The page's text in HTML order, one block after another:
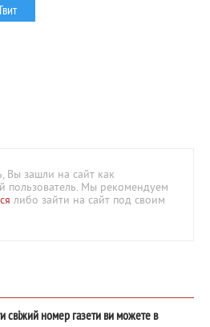
Вы зашли на сайт как
пользователь. Мы рекомендуем
либо зайти на сайт под своим
свіжий номер газети ви можете в